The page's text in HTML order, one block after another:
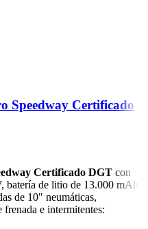
Speedway Certificado
Certificado DGT con
batería de litio de 13.000 mAh
de 10" neumáticas,
frenada e intermitentes: